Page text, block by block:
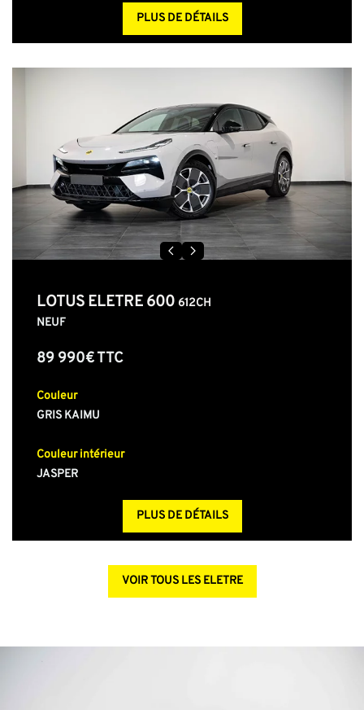
PLUS DE DÉTAILS
LOTUS ELETRE 600 612CH
NEUF
89 990€ TTC
Couleur
GRIS KAIMU
Couleur intérieur
JASPER
PLUS DE DÉTAILS
VOIR TOUS LES ELETRE